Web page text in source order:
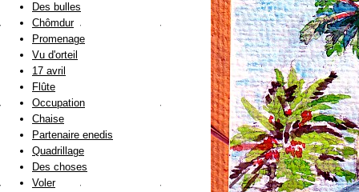
Des bulles
Chômdur
Promenage
Vu d'orteil
17 avril
Flûte
Occupation
Chaise
Partenaire enedis
Quadrillage
Des choses
Voler